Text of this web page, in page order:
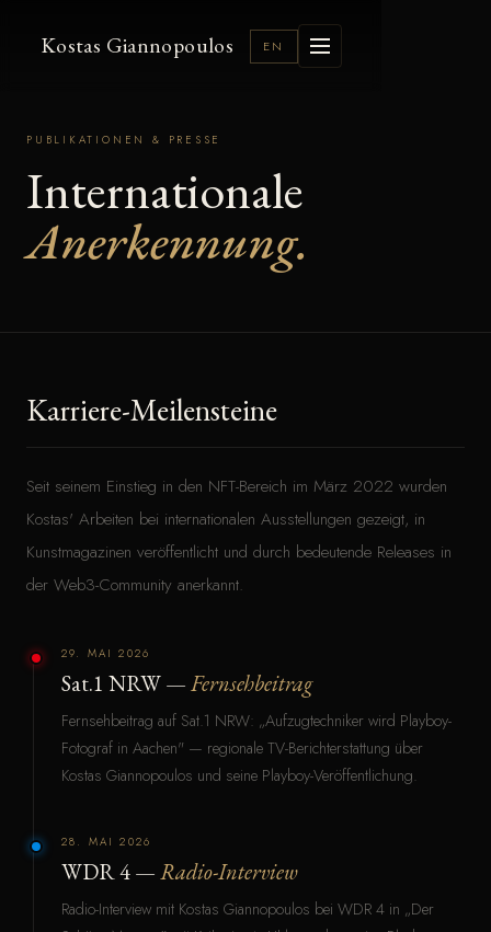
Kostas Giannopoulos EN
PUBLIKATIONEN & PRESSE
Internationale
Anerkennung.
Karriere-Meilensteine
Seit seinem Einstieg in den NFT-Bereich im März 2022 wurden
Kostas' Arbeiten bei internationalen Ausstellungen gezeigt, in
Kunstmagazinen veröffentlicht und durch bedeutende Releases in
der Web3-Community anerkannt.
29. MAI 2026
Sat.1 NRW —Fernsehbeitrag
Fernsehbeitrag auf Sat.1 NRW: „Aufzugtechniker wird Playboy-
Fotograf in Aachen" — regionale TV-Berichterstattung über
Kostas Giannopoulos und seine Playboy-Veröffentlichung.
28. MAI 2026
WDR 4 —Radio-Interview
Radio-Interview mit Kostas Giannopoulos bei WDR 4 in „Der